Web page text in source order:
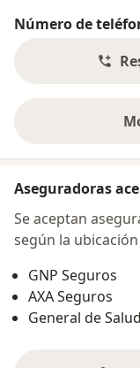
Número de
Aseguradoras
Se aceptan
según la
GNP Seguros
AXA Seguros
General de Salud